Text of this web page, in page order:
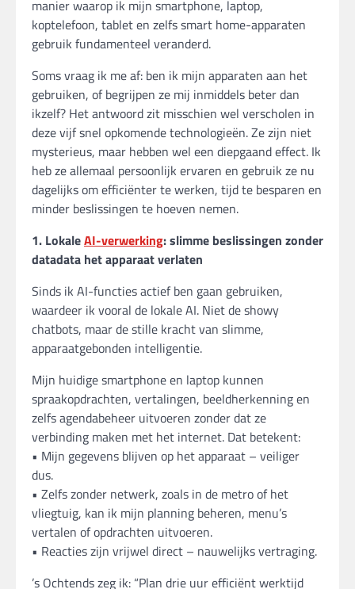
manier waarop ik mijn smartphone, laptop,
koptelefoon, tablet en zelfs smart home-apparaten
gebruik fundamenteel veranderd.
Soms vraag ik me af: ben ik mijn apparaten aan het
gebruiken, of begrijpen ze mij inmiddels beter dan
ikzelf? Het antwoord zit misschien wel verscholen in
deze vijf snel opkomende technologieën. Ze zijn niet
mysterieus, maar hebben wel een diepgaand effect. Ik
heb ze allemaal persoonlijk ervaren en gebruik ze nu
dagelijks om efficiënter te werken, tijd te besparen en
minder beslissingen te hoeven nemen.
1. LokaleAI-verwerking: slimme beslissingen zonder
datadata het apparaat verlaten
Sinds ik AI-functies actief ben gaan gebruiken,
waardeer ik vooral de lokale AI. Niet de showy
chatbots, maar de stille kracht van slimme,
apparaatgebonden intelligentie.
Mijn huidige smartphone en laptop kunnen
spraakopdrachten, vertalingen, beeldherkenning en
zelfs agendabeheer uitvoeren zonder dat ze
verbinding maken met het internet. Dat betekent:
• Mijn gegevens blijven op het apparaat – veiliger
dus.
• Zelfs zonder netwerk, zoals in de metro of het
vliegtuig, kan ik mijn planning beheren, menu’s
vertalen of opdrachten uitvoeren.
• Reacties zijn vrijwel direct – nauwelijks vertraging.
’s Ochtends zeg ik: “Plan drie uur efficiënt werktijd